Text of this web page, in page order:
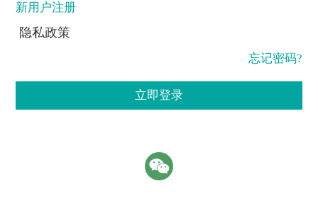
新用户注册
隐私政策
忘记密码?
立即登录